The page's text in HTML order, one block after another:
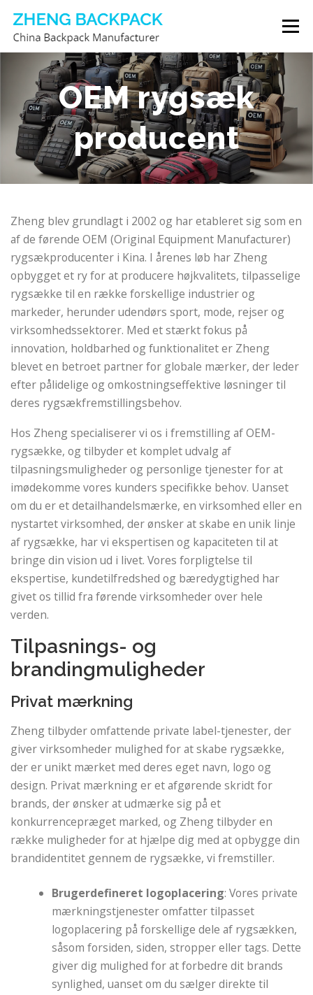
indhold
Menu
RYGSÆKPRODUCENT OM OS KONTAKT OS
OEM rygsæk
producent
Zheng blev grundlagt i 2002 og har etableret sig som en
af ​​de førende OEM (Original Equipment Manufacturer)
rygsækproducenter i Kina. I årenes løb har Zheng
opbygget et ry for at producere højkvalitets, tilpasselige
rygsække til en række forskellige industrier og
markeder, herunder udendørs sport, mode, rejser og
virksomhedssektorer. Med et stærkt fokus på
innovation, holdbarhed og funktionalitet er Zheng
blevet en betroet partner for globale mærker, der leder
efter pålidelige og omkostningseffektive løsninger til
deres rygsækfremstillingsbehov.
Hos Zheng specialiserer vi os i fremstilling af OEM-
rygsække, og tilbyder et komplet udvalg af
tilpasningsmuligheder og personlige tjenester for at
imødekomme vores kunders specifikke behov. Uanset
om du er et detailhandelsmærke, en virksomhed eller en
nystartet virksomhed, der ønsker at skabe en unik linje
af rygsække, har vi ekspertisen og kapaciteten til at
bringe din vision ud i livet. Vores forpligtelse til
ekspertise, kundetilfredshed og bæredygtighed har
givet os tillid fra førende virksomheder over hele
verden.
Tilpasnings- og
brandingmuligheder
Privat mærkning
Zheng tilbyder omfattende private label-tjenester, der
giver virksomheder mulighed for at skabe rygsække,
der er unikt mærket med deres eget navn, logo og
design. Privat mærkning er et afgørende skridt for
brands, der ønsker at udmærke sig på et
konkurrencepræget marked, og Zheng tilbyder en
række muligheder for at hjælpe dig med at opbygge din
brandidentitet gennem de rygsække, vi fremstiller.
Brugerdefineret logoplacering: Vores private
mærkningstjenester omfatter tilpasset
logoplacering på forskellige dele af rygsækken,
såsom forsiden, siden, stropper eller tags. Dette
giver dig mulighed for at forbedre dit brands
synlighed, uanset om du sælger direkte til